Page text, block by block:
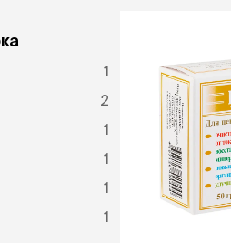
лотки и
Закрытый,
С
С сеткой
Без сетки
Коврики
Пакеты
туалета
Совки
1
2
1
1
1
1